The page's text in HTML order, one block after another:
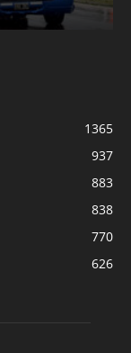
1365
937
883
838
770
626